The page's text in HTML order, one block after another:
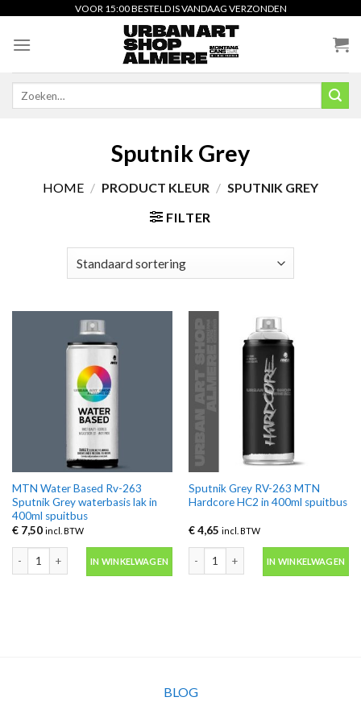
content
VOOR 15:00 BESTELD IS VANDAAG VERZONDEN
Sputnik Grey
HOME / PRODUCT KLEUR / SPUTNIK GREY
FILTER
MTN Water Based Rv-263
Sputnik Grey waterbasis lak in
400ml spuitbus
€7,50 incl. BTW
MTN Water Based Rv-263 Sputnik Grey waterbasis lak in 400ml spuitbus
IN WINKELWAGEN
Sputnik Grey RV-263 MTN
Hardcore HC2 in 400ml spuitbus
€4,65 incl. BTW
Sputnik Grey RV-263 MTN Hardcore
IN WINKELWAGEN
BLOG